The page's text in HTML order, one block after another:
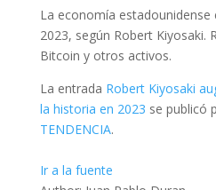
La economía estadounidense
2023, según Robert Kiyosaki.
Bitcoin y otros activos.
La entrada Robert Kiyosaki
la historia en 2023 se publicó
TENDENCIA.
Ir a la fuente